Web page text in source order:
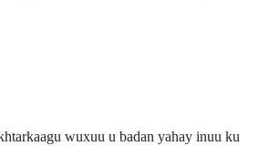
wuxuu u badan yahay inuu ku